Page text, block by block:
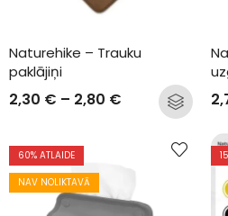
Naturehike – Trauku
paklājiņi
2,30 € – 2,80 €
60% ATLAIDE
NAV NOLIKTAVĀ
15